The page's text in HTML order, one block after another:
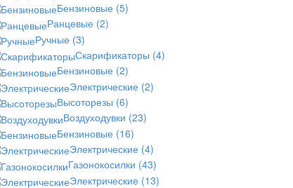
Бензиновые (5)
Ранцевые (2)
Ручные (3)
Скарификаторы (4)
Бензиновые (2)
Электрические (2)
Высоторезы (6)
Воздуходувки (23)
Бензиновые (16)
Электрические (4)
Газонокосилки (43)
Электрические (13)